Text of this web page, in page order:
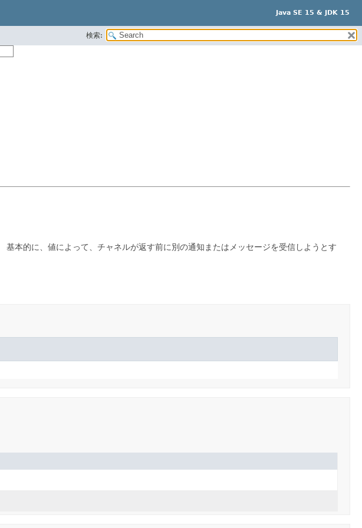
Java SE 15 & JDK 15
検索:
基本的に、値によって、チャネルが返す前に別の通知またはメッセージを受信しようとす